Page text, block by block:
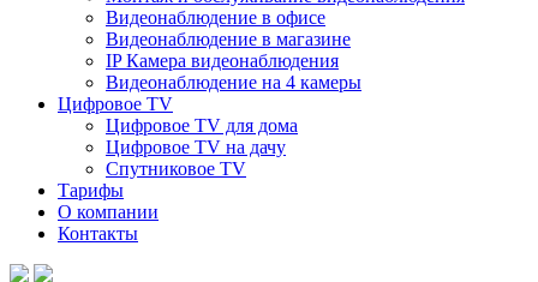
Видеонаблюдение в офисе
Видеонаблюдение в магазине
IP Камера видеонаблюдения
Видеонаблюдение на 4 камеры
Цифровое TV
Цифровое TV для дома
Цифровое TV на дачу
Спутниковое TV
Тарифы
О компании
Контакты